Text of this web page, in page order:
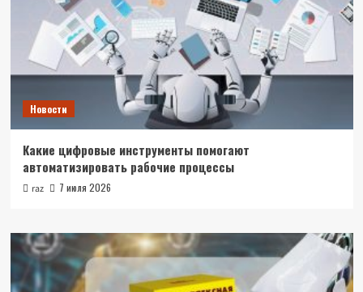
Новости
Какие цифровые инструменты помогают
автоматизировать рабочие процессы
raz 7 июля 2026